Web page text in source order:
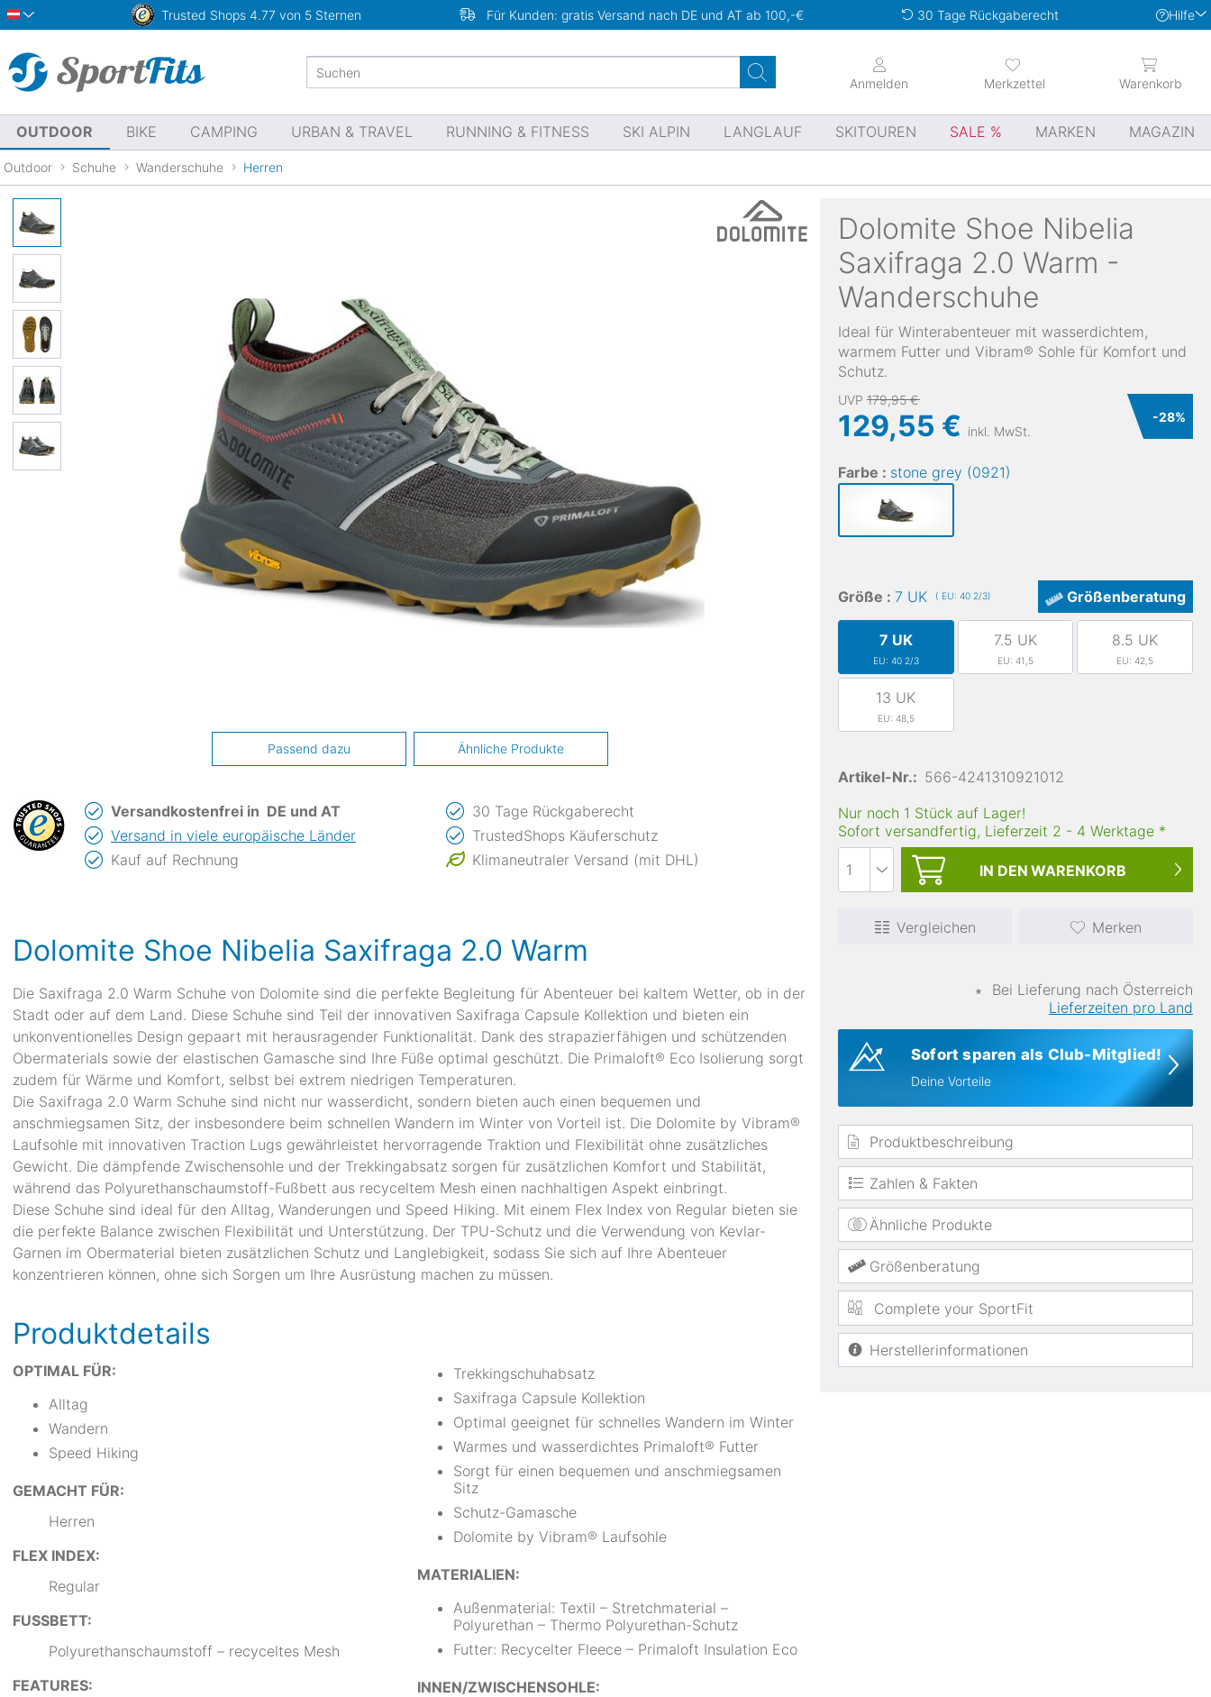
Österreich Trusted Shops 4.77 von 5 Sternen Für Kunden: gratis Versand nach DE und AT ab 100,-€ 30 Tage Rückgaberecht Hilfe
Merkzettel
Anmelden Warenkorb
OUTDOOR BIKE CAMPING URBAN & TRAVEL RUNNING & FITNESS SKI ALPIN LANGLAUF SKITOUREN SALE MARKEN MAGAZIN
Outdoor Schuhe Wanderschuhe Herren
Dolomite Shoe Nibelia
Saxifraga 2.0 Warm -
Wanderschuhe
Ideal für Winterabenteuer mit wasserdichtem,
warmem Futter und Vibram® Sohle für Komfort und
Schutz.
UVP 179,95 €
129,55 € inkl. MwSt.
-28%
Farbe : stone grey (0921)
Größe : 7 UK ( EU: 40 2/3) Größenberatung
7 UK
EU: 40 2/3
7.5 UK
EU: 41,5
8.5 UK
EU: 42,5
13 UK
EU: 48,5
Artikel-Nr.: 566-4241310921012
Nur noch 1 Stück auf Lager!
Sofort versandfertig, Lieferzeit 2 - 4 Werktage *
IN DEN WARENKORB
Vergleichen Merken
∗
Bei Lieferung nach Österreich
Lieferzeiten pro Land
Sofort sparen als Club-Mitglied!
Deine Vorteile
Produktbeschreibung
Zahlen & Fakten
Ähnliche Produkte
Größenberatung
Complete your SportFit
Herstellerinformationen
Passend dazu Ähnliche Produkte
Versandkostenfrei in DE und AT
Versand in viele europäische Länder
Kauf auf Rechnung
30 Tage Rückgaberecht
TrustedShops Käuferschutz
Klimaneutraler Versand (mit DHL)
Dolomite Shoe Nibelia Saxifraga 2.0 Warm
Die Saxifraga 2.0 Warm Schuhe von Dolomite sind die perfekte Begleitung für Abenteuer bei kaltem Wetter, ob in der
Stadt oder auf dem Land. Diese Schuhe sind Teil der innovativen Saxifraga Capsule Kollektion und bieten ein
unkonventionelles Design gepaart mit herausragender Funktionalität. Dank des strapazierfähigen und schützenden
Obermaterials sowie der elastischen Gamasche sind Ihre Füße optimal geschützt. Die Primaloft® Eco Isolierung sorgt
zudem für Wärme und Komfort, selbst bei extrem niedrigen Temperaturen.
Die Saxifraga 2.0 Warm Schuhe sind nicht nur wasserdicht, sondern bieten auch einen bequemen und
anschmiegsamen Sitz, der insbesondere beim schnellen Wandern im Winter von Vorteil ist. Die Dolomite by Vibram®
Laufsohle mit innovativen Traction Lugs gewährleistet hervorragende Traktion und Flexibilität ohne zusätzliches
Gewicht. Die dämpfende Zwischensohle und der Trekkingabsatz sorgen für zusätzlichen Komfort und Stabilität,
während das Polyurethanschaumstoff-Fußbett aus recyceltem Mesh einen nachhaltigen Aspekt einbringt.
Diese Schuhe sind ideal für den Alltag, Wanderungen und Speed Hiking. Mit einem Flex Index von Regular bieten sie
die perfekte Balance zwischen Flexibilität und Unterstützung. Der TPU-Schutz und die Verwendung von Kevlar-
Garnen im Obermaterial bieten zusätzlichen Schutz und Langlebigkeit, sodass Sie sich auf Ihre Abenteuer
konzentrieren können, ohne sich Sorgen um Ihre Ausrüstung machen zu müssen.
Produktdetails
OPTIMAL FÜR:
Alltag
Wandern
Speed Hiking
GEMACHT FÜR:
Herren
FLEX INDEX:
Regular
FUSSBETT:
Polyurethanschaumstoff – recyceltes Mesh
FEATURES:
Trekkingschuhabsatz
Saxifraga Capsule Kollektion
Optimal geeignet für schnelles Wandern im Winter
Warmes und wasserdichtes Primaloft® Futter
Sorgt für einen bequemen und anschmiegsamen
Sitz
Schutz-Gamasche
Dolomite by Vibram® Laufsohle
MATERIALIEN:
Außenmaterial: Textil – Stretchmaterial –
Polyurethan – Thermo Polyurethan-Schutz
Futter: Recycelter Fleece – Primaloft Insulation Eco
INNEN/ZWISCHENSOHLE: